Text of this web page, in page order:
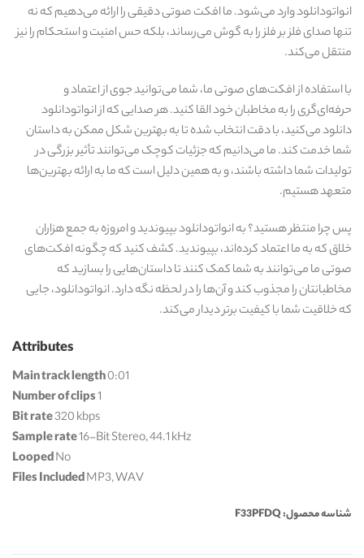
انواتودانلود وارد می‌شود. ما افکت صوتی دقیقی را ارائه می‌دهیم که نه
تنها صدای فلز بر فلز را به گوش می‌رساند، بلکه حس امنیت و استحکام را نیز
منتقل می‌کند.
با استفاده از افکت‌های صوتی ما، شما می‌توانید جوی از اعتماد و
حرفه‌ای‌گری را به مخاطبان خود القا کنید. هر صدایی که از انواتودانلود
دانلود می‌کنید، با دقت انتخاب شده تا به بهترین شکل ممکن به داستان
شما خدمت کند. ما می‌دانیم که جزئیات کوچک می‌توانند تأثیر بزرگی در
تولیدات شما داشته باشند، و به همین دلیل است که ما به ارائه بهترین‌ها
متعهد هستیم.
پس چرا منتظر هستید؟ به انواتودانلود بپیوندید و امروزه به جمع هزاران
خلاق که به ما اعتماد کرده‌اند، بپیوندید. کشف کنید که چگونه افکت‌های
صوتی ما می‌توانند به شما کمک کنند تا داستان‌هایی را بسازید که
مخاطبانتان را مجذوب کند و آن‌ها را در لحظه نگه دارد. انواتودانلود، جایی
که خلاقیت شما با کیفیت برتر دیدار می‌کند.
Attributes
Main track length0:01
Number of clips1
Bit rate320 kbps
Sample rate16-Bit Stereo, 44.1 kHz
LoopedNo
Files IncludedMP3, WAV
شناسه محصول: F33PFDQ